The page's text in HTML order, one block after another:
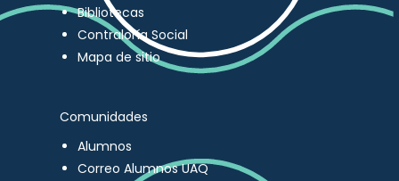
Bibliotecas
Contraloría Social
Mapa de sitio
Comunidades
Alumnos
Correo Alumnos UAQ